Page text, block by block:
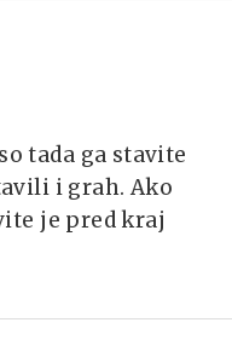
tada ga stavite
i grah. Ako
je pred kraj